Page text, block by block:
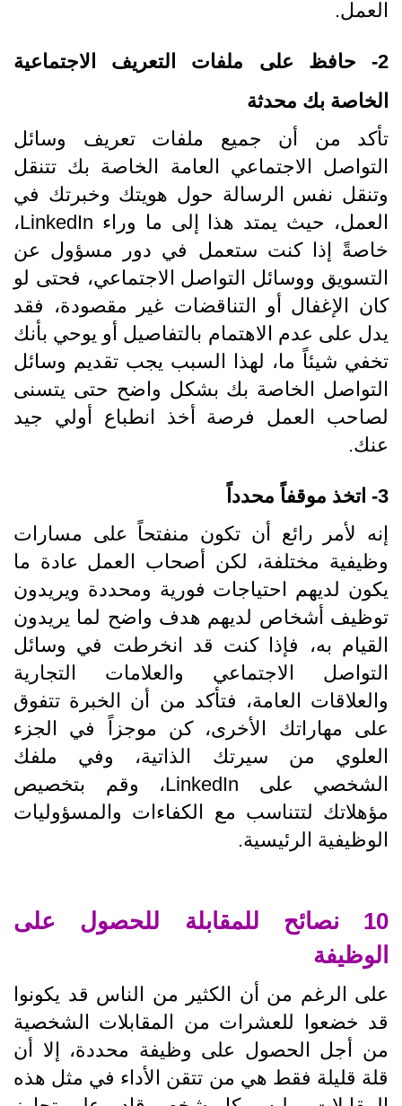
العمل.
2- حافظ على ملفات التعريف الاجتماعية
الخاصة بك محدثة
تأكد من أن جميع ملفات تعريف وسائل
التواصل الاجتماعي العامة الخاصة بك تتنقل
وتنقل نفس الرسالة حول هويتك وخبرتك في
العمل، حيث يمتد هذا إلى ما وراء LinkedIn،
خاصةً إذا كنت ستعمل في دور مسؤول عن
التسويق ووسائل التواصل الاجتماعي، فحتى لو
كان الإغفال أو التناقضات غير مقصودة، فقد
يدل على عدم الاهتمام بالتفاصيل أو يوحي بأنك
تخفي شيئاً ما، لهذا السبب يجب تقديم وسائل
التواصل الخاصة بك بشكل واضح حتى يتسنى
لصاحب العمل فرصة أخذ انطباع أولي جيد
عنك.
3- اتخذ موقفاً محدداً
إنه لأمر رائع أن تكون منفتحاً على مسارات
وظيفية مختلفة، لكن أصحاب العمل عادة ما
يكون لديهم احتياجات فورية ومحددة ويريدون
توظيف أشخاص لديهم هدف واضح لما يريدون
القيام به، فإذا كنت قد انخرطت في وسائل
التواصل الاجتماعي والعلامات التجارية
والعلاقات العامة، فتأكد من أن الخبرة تتفوق
على مهاراتك الأخرى، كن موجزاً ​​في الجزء
العلوي من سيرتك الذاتية، وفي ملفك
الشخصي على LinkedIn، وقم بتخصيص
مؤهلاتك لتتناسب مع الكفاءات والمسؤوليات
الوظيفية الرئيسية.
10 نصائح للمقابلة للحصول على
الوظيفة
على الرغم من أن الكثير من الناس قد يكونوا
قد خضعوا للعشرات من المقابلات الشخصية
من أجل الحصول على وظيفة محددة، إلا أن
قلة قليلة فقط هي من تتقن الأداء في مثل هذه